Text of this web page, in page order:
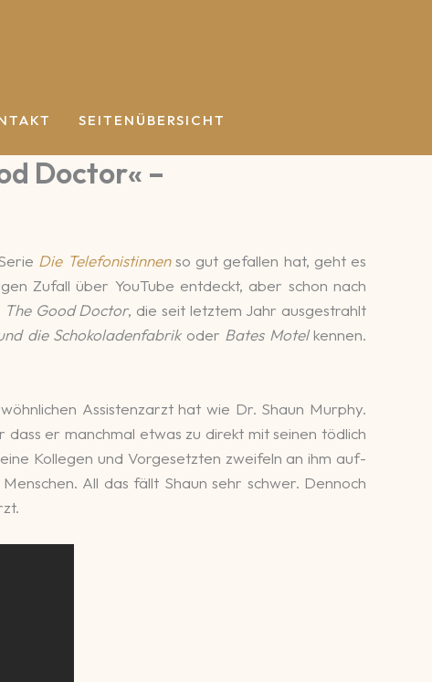
SEITENÜBERSICHT
Doctor« –
Die Tele­fonis­tinnenso gut ge­fallen hat, geht es
Zufall über You­Tube ent­deckt, aber schon nach
The Good Doctor, die seit letz­tem Jahr aus­ge­strahlt
die Schoko­laden­fabrikoder Bates Motelkennen.
Assistenz­arzt hat wie Dr. Shaun Murphy.
er manch­mal etwas zu direkt mit seinen tödlich
Kolle­gen und Vor­gesetz­ten zweifeln an ihm auf­
All das fällt Shaun sehr schwer. Dennoch